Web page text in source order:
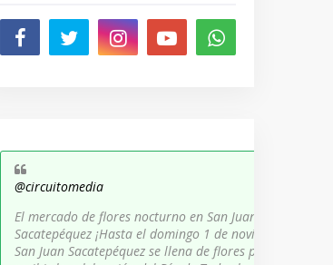
@circuitomedia
El mercado de flores nocturno en San Juan
Sacatepéquez ¡Hasta el domingo 1 de noviembre,
San Juan Sacatepéquez se llena de flores para